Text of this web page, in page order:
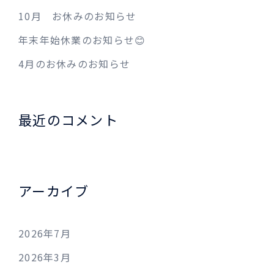
10月 お休みのお知らせ
年末年始休業のお知らせ😊
4月のお休みのお知らせ
最近のコメント
アーカイブ
2026年7月
2026年3月